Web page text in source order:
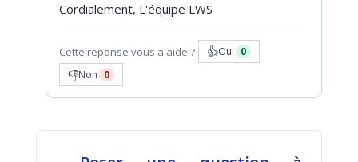
Cordialement, L'équipe LWS
Cette reponse vous a aide ? 👍Oui 0
👎Non 0